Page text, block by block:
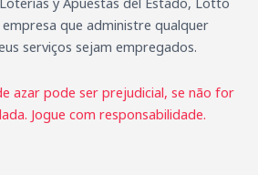
que administre qualquer
serviços sejam empregados.
azar pode ser prejudicial, se não for
Jogue com responsabilidade.